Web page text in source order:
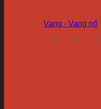
Vang - Vang nổ